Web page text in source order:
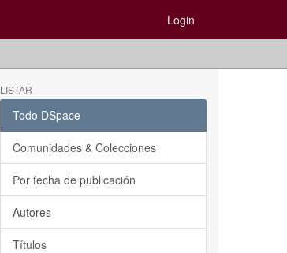
Login
LISTAR
Todo DSpace
Comunidades & Colecciones
Por fecha de publicación
Autores
Títulos